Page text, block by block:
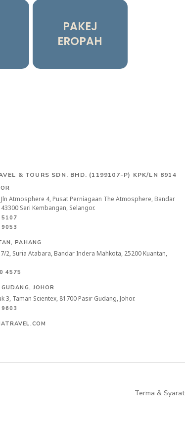
PAKEJ
EROPAH
& TOURS SDN. BHD. (1199107-P) KPK/LN 8914
Jln Atmosphere 4, Pusat Perniagaan The Atmosphere, Bandar
Seri Kembangan, Selangor.
PAHANG
7/2, Suria Atabara, Bandar Indera Mahkota, 25200 Kuantan,
4575
JOHOR
3, Taman Scientex, 81700 Pasir Gudang, Johor.
Terma & Syarat